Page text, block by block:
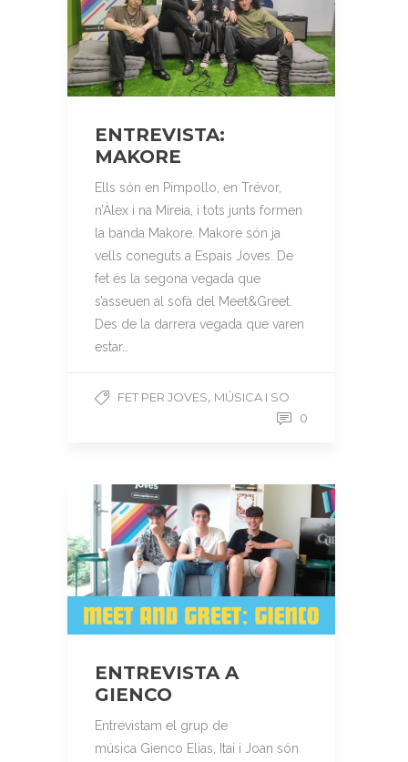
ENTREVISTA:
MAKORE
Ells són en Pimpollo, en Trévor,
n’Àlex i na Mireia, i tots junts formen
la banda Makore. Makore són ja
vells coneguts a Espais Joves. De
fet és la segona vegada que
s’asseuen al sofà del Meet&Greet.
Des de la darrera vegada que varen
estar…
FET PER JOVES, MÚSICA I SO
0
ENTREVISTA A
GIENCO
Entrevistam el grup de
música Gienco Elias, Itai i Joan són